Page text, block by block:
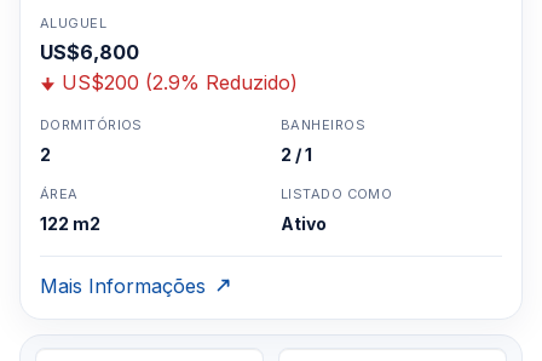
ALUGUEL
US$6,800
US$200 (2.9% Reduzido)
DORMITÓRIOS
2
BANHEIROS
2 / 1
ÁREA
122 m2
LISTADO COMO
Ativo
Mais Informações